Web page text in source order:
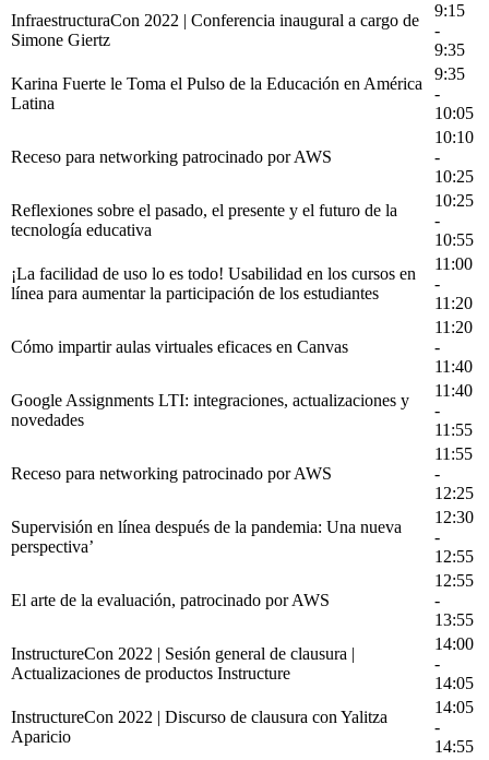
InfraestructuraCon 2022 | Conferencia inaugural a cargo de
Simone Giertz
9:15
-
9:35
Karina Fuerte le Toma el Pulso de la Educación en América
Latina
9:35
-
10:05
Receso para networking patrocinado por AWS
10:10
-
10:25
Reflexiones sobre el pasado, el presente y el futuro de la
tecnología educativa
10:25
-
10:55
¡La facilidad de uso lo es todo! Usabilidad en los cursos en
línea para aumentar la participación de los estudiantes
11:00
-
11:20
Cómo impartir aulas virtuales eficaces en Canvas
11:20
-
11:40
Google Assignments LTI: integraciones, actualizaciones y
novedades
11:40
-
11:55
Receso para networking patrocinado por AWS
11:55
-
12:25
Supervisión en línea después de la pandemia: Una nueva
perspectiva’
12:30
-
12:55
El arte de la evaluación, patrocinado por AWS
12:55
-
13:55
InstructureCon 2022 | Sesión general de clausura |
Actualizaciones de productos Instructure
14:00
-
14:05
InstructureCon 2022 | Discurso de clausura con Yalitza
Aparicio
14:05
-
14:55